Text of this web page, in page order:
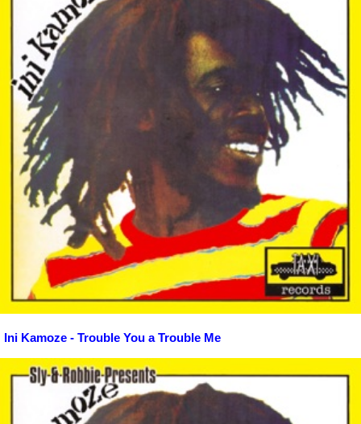
Ini Kamoze - Trouble You a Trouble Me